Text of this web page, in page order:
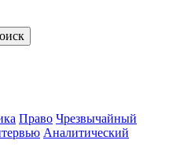
Право Чрезвычайный
Аналитический